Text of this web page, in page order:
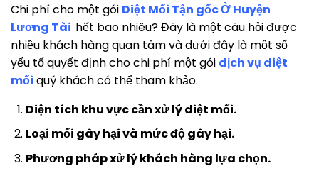
Chi phí cho một gói Diệt Mối Tận gốc Ở Huyện
Lương Tài hết bao nhiêu? Đây là một câu hỏi được
nhiều khách hàng quan tâm và dưới đây là một số
yếu tố quyết định cho chi phí một gói dịch vụ diệt
mối quý khách có thể tham khảo.
Diện tích khu vực cần xử lý diệt mối.
Loại mối gây hại và mức độ gây hại.
Phương pháp xử lý khách hàng lựa chọn.